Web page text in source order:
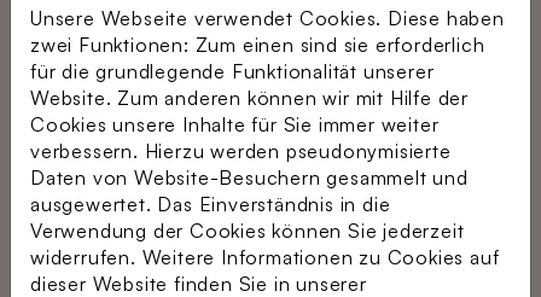
Großeltern, familiäre oder nachbarschaftliche
kleine Teams.
Unsere Webseite verwendet Cookies. Diese haben
zwei Funktionen: Zum einen sind sie erforderlich
für die grundlegende Funktionalität unserer
Website. Zum anderen können wir mit Hilfe der
Cookies unsere Inhalte für Sie immer weiter
verbessern. Hierzu werden pseudonymisierte
Daten von Website-Besuchern gesammelt und
ausgewertet. Das Einverständnis in die
Verwendung der Cookies können Sie jederzeit
widerrufen. Weitere Informationen zu Cookies auf
dieser Website finden Sie in unserer